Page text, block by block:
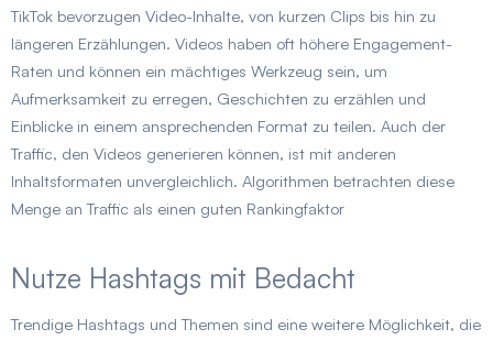
TikTok bevorzugen Video-Inhalte, von kurzen Clips bis hin zu
längeren Erzählungen. Videos haben oft höhere Engagement-
Raten und können ein mächtiges Werkzeug sein, um
Aufmerksamkeit zu erregen, Geschichten zu erzählen und
Einblicke in einem ansprechenden Format zu teilen. Auch der
Traffic, den Videos generieren können, ist mit anderen
Inhaltsformaten unvergleichlich. Algorithmen betrachten diese
Menge an Traffic als einen guten Rankingfaktor
Nutze Hashtags mit Bedacht
Trendige Hashtags und Themen sind eine weitere Möglichkeit, die